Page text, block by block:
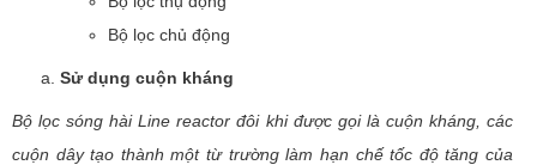
Bộ lọc chủ động
Sử dụng cuộn kháng
Bộ lọc sóng hài Line reactor đôi khi được gọi là cuộn kháng, các
cuộn dây tạo thành một từ trường làm hạn chế tốc độ tăng của